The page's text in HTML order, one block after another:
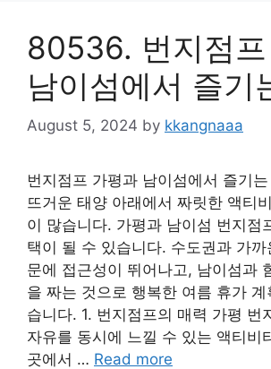
80536. 번지점
남이섬에서 즐기
August 5, 2024 by kkangnaaa
번지점프 가평과 남이섬에서 즐기
뜨거운 태양 아래에서 짜릿한 액티
이 많습니다. 가평과 남이섬 번지점
택이 될 수 있습니다. 수도권과 가까
문에 접근성이 뛰어나고, 남이섬과
을 짜는 것으로 행복한 여름 휴가 계
습니다. 1. 번지점프의 매력 가평 번
자유를 동시에 느낄 수 있는 액티비
곳에서 … Read more